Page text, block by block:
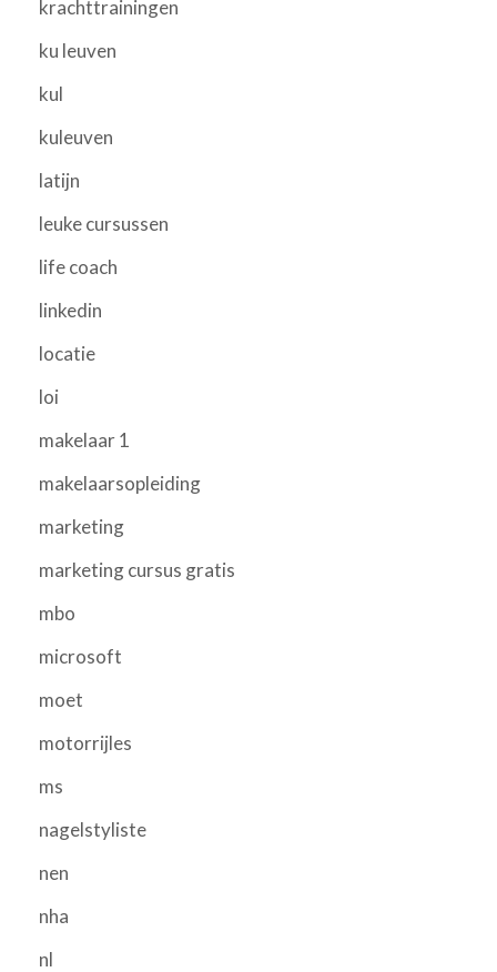
krachttrainingen
ku leuven
kul
kuleuven
latijn
leuke cursussen
life coach
linkedin
locatie
loi
makelaar 1
makelaarsopleiding
marketing
marketing cursus gratis
mbo
microsoft
moet
motorrijles
ms
nagelstyliste
nen
nha
nl